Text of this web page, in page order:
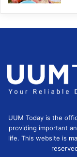
UUM Today is the
providing important
life. This website is